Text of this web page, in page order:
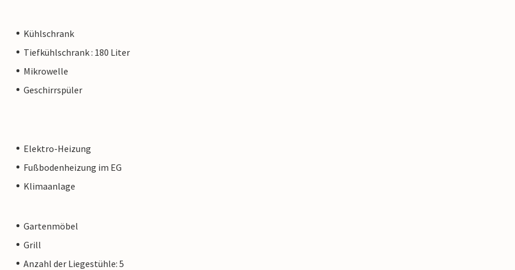
Kühlschrank
Tiefkühlschrank : 180 Liter
Mikrowelle
Geschirrspüler
Elektro-Heizung
Fußbodenheizung im EG
Klimaanlage
Gartenmöbel
Grill
Anzahl der Liegestühle: 5